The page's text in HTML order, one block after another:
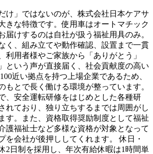
け」ではないのが、株式会社日本ケアサ
きな特徴です。使用車はオートマチック
届けするのは自社が扱う福祉用具のみ。
く、組み立てや動作確認、設置まで一貫
利用者様やご家族から「ありがとう」
という声が直接届く、社会貢献度の高い
近い拠点を持つ上場企業であるため、
もとで長く働ける環境が整っています。
、安全運転研修をはじめとした各種研
れており、独り立ちするまでは周囲がし
す。また、資格取得奨励制度として福祉
護福祉士など多様な資格が対象となって
を会社が後押ししてくれます。 休日・
2日制を採用し、年次有給休暇は1時間単